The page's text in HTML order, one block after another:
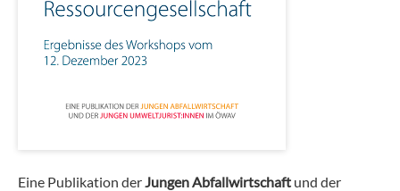
Eine Publikation derJungen Abfallwirtschaft und der